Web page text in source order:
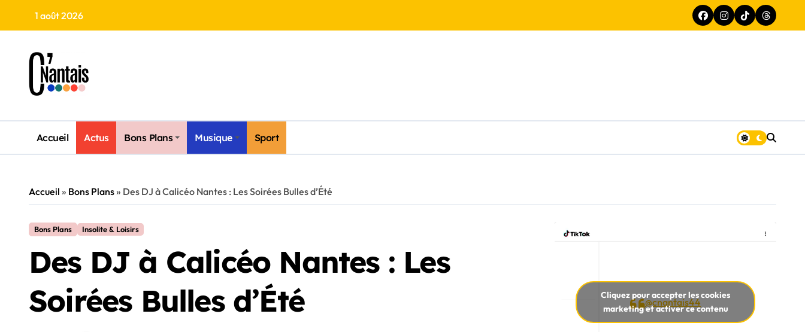
content
1 août 2026
Accueil Actus Bons Plans Musique Sport
Accueil » Bons Plans» Des DJ à Calicéo Nantes : Les Soirées Bulles d’Été
Bons Plans Insolite & Loisirs
Des DJ à Calicéo Nantes : Les
Soirées Bulles d’Été
@cnantais44
Cliquez pour accepter les cookies
marketing et activer ce contenu